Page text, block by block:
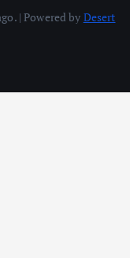
| Powered by Desert